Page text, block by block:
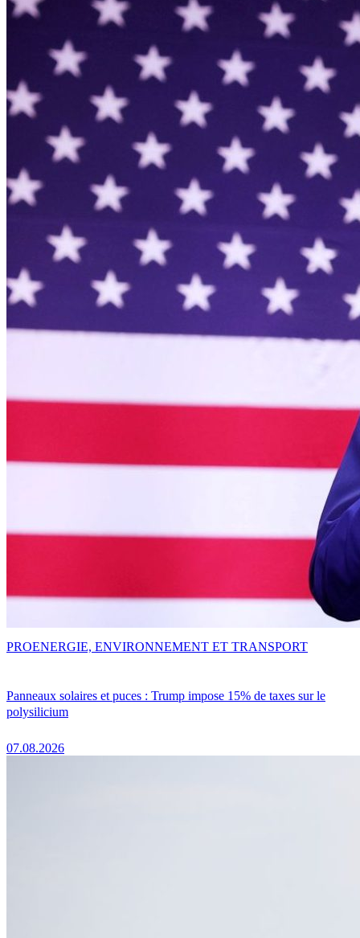
Panneaux solaires et puces : Trump impose 15% de taxes sur le
polysilicium
07.08.2026
PROENERGIE, ENVIRONNEMENT ET TRANSPORT